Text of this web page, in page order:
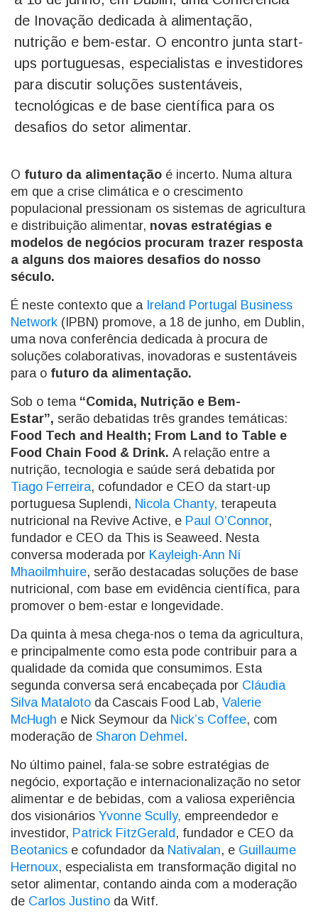
de Inovação dedicada à alimentação,
nutrição e bem-estar. O encontro junta start-
ups portuguesas, especialistas e investidores
para discutir soluções sustentáveis,
tecnológicas e de base científica para os
desafios do setor alimentar.
O futuro da alimentação é incerto. Numa altura
em que a crise climática e o crescimento
populacional pressionam os sistemas de agricultura
e distribuição alimentar, novas estratégias e
modelos de negócios procuram trazer resposta
a alguns dos maiores desafios do nosso
século.
É neste contexto que a Ireland Portugal Business
Network (IPBN) promove, a 18 de junho, em Dublin,
uma nova conferência dedicada à procura de
soluções colaborativas, inovadoras e sustentáveis
para o futuro da alimentação.
Sob o tema “Comida, Nutrição e Bem-
Estar”, serão debatidas três grandes temáticas:
Food Tech and Health; From Land to Table e
Food Chain Food & Drink. A relação entre a
nutrição, tecnologia e saúde será debatida por
Tiago Ferreira, cofundador e CEO da start-up
portuguesa Suplendi, Nicola Chanty, terapeuta
nutricional na Revive Active, e Paul O’Connor,
fundador e CEO da This is Seaweed. Nesta
conversa moderada por Kayleigh-Ann Ní
Mhaoilmhuire, serão destacadas soluções de base
nutricional, com base em evidência científica, para
promover o bem-estar e longevidade.
Da quinta à mesa chega-nos o tema da agricultura,
e principalmente como esta pode contribuir para a
qualidade da comida que consumimos. Esta
segunda conversa será encabeçada por Cláudia
Silva Mataloto da Cascais Food Lab, Valerie
McHugh e Nick Seymour da Nick’s Coffee, com
moderação de Sharon Dehmel.
No último painel, fala-se sobre estratégias de
negócio, exportação e internacionalização no setor
alimentar e de bebidas, com a valiosa experiência
dos visionários Yvonne Scully, empreendedor e
investidor, Patrick FitzGerald, fundador e CEO da
Beotanics e cofundador da Nativalan, e Guillaume
Hernoux, especialista em transformação digital no
setor alimentar, contando ainda com a moderação
de Carlos Justino da Witf.